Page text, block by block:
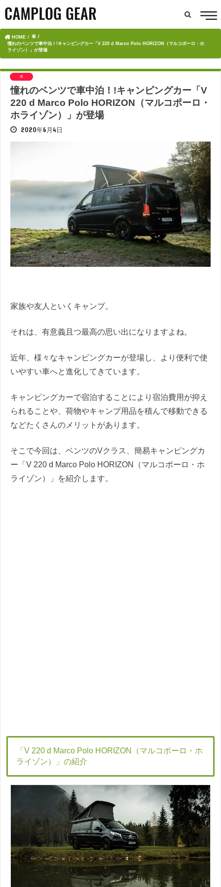
HOME
車
憧れのベンツで車中泊！!キャンピングカー「V 220 d Marco Polo HORIZON（マルコポーロ・ホ
ライゾン）」が登場
車
憧れのベンツで車中泊！!キャンピングカー「V
220 d Marco Polo HORIZON（マルコポーロ・
ホライゾン）」が登場
2020年6月4日
家族や友人といくキャンプ。
それは、有意義且つ最高の思い出になりますよね。
近年、様々なキャンピングカーが登場し、より便利で使
いやすい車へと進化してきています。
キャンピングカーで宿泊することにより宿泊費用が抑え
られることや、荷物やキャンプ用品を積んで移動できる
などたくさんのメリットがあります。
そこで今回は、ベンツのVクラス、簡易キャンピングカ
ー「V 220 d Marco Polo HORIZON（マルコポーロ・ホ
ライゾン）」を紹介します。
「V 220 d Marco Polo HORIZON（マルコポーロ・ホ
ライゾン）」の紹介